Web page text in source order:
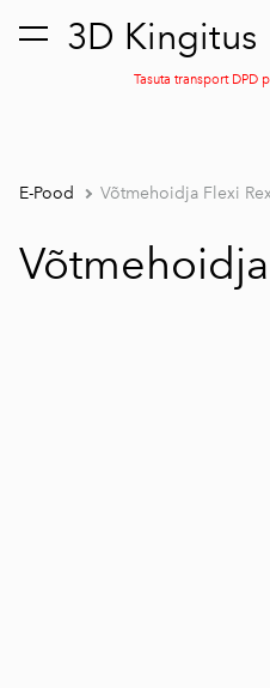
3D Kingitus
Tasuta transport DPD
lisati ostukorvi. Vaata
E-Pood Võtmehoidja Flexi Rex